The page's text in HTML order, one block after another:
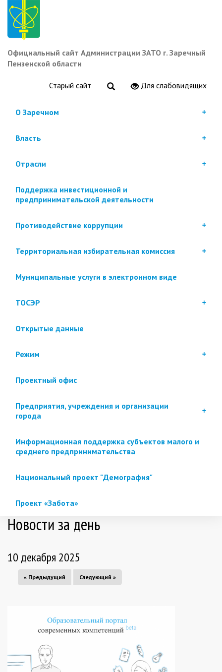
Перейти
основному
содержанию
Официальный сайт Администрации ЗАТО г. Заречный
Пензенской области
Старый сайт Для слабовидящих
О Заречном
Власть
Отрасли
Поддержка инвестиционной и
предпринимательской деятельности
Противодействие коррупции
Территориальная избирательная комиссия
Муниципальные услуги в электронном виде
ТОСЭР
Открытые данные
Режим
Проектный офис
Предприятия, учреждения и организации
города
Информационная поддержка субъектов малого и
среднего предпринимательства
Национальный проект "Демография"
Проект «Забота»
Новости за день
10 декабря 2025
« Предыдущий Следующий »